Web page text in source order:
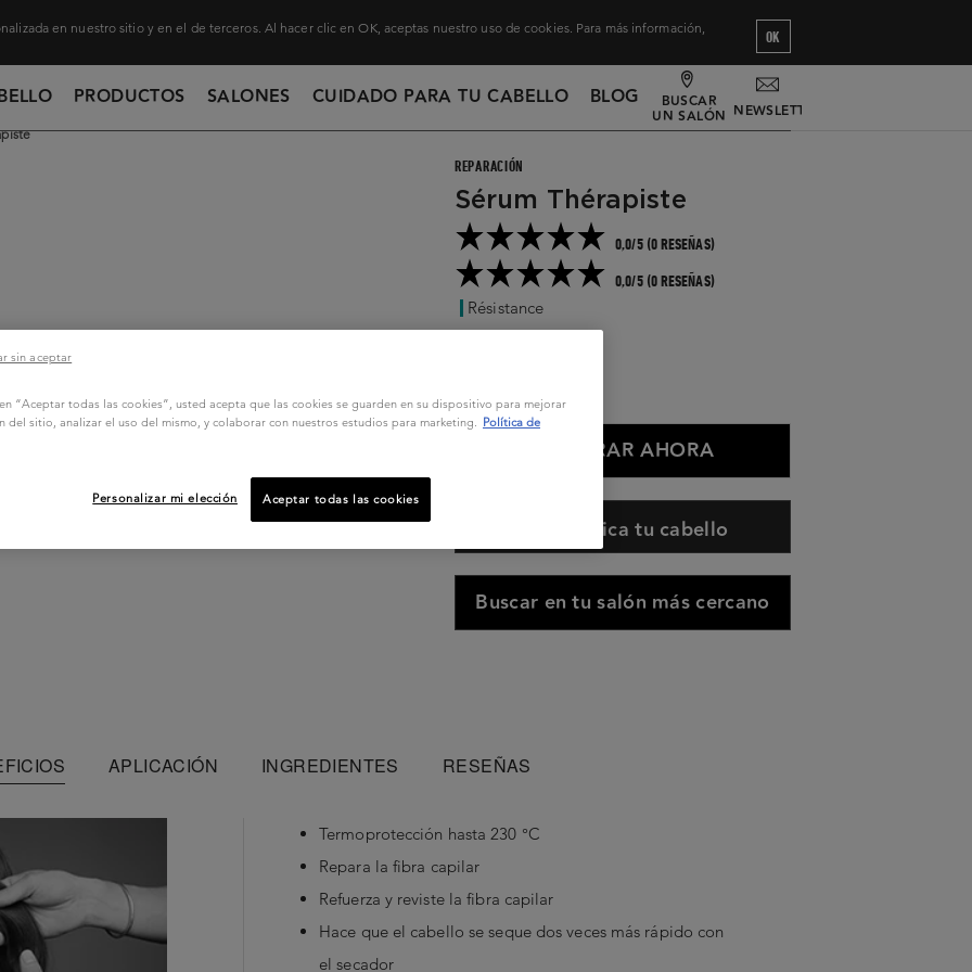
en nuestro sitio y en el de terceros. Al hacer clic en OK, aceptas nuestro uso de cookies. Para más información,
OK
PRODUCTOS SALONES CUIDADO PARA TU CABELLO BLOG BUSCAR
UN SALÓN NEWSLETTER
REPARACIÓN
Sérum Thérapiste
0,0/5 (0 RESEÑAS)
0,0/5 (0 RESEÑAS)
Résistance
COMPRAR AHORA
Diagnostica tu cabello
Buscar en tu salón más cercano
APLICACIÓN INGREDIENTES RESEÑAS
Termoprotección hasta 230 °C
Repara la fibra capilar
Refuerza y reviste la fibra capilar
Hace que el cabello se seque dos veces más rápido con
el secador
“Aceptar todas las cookies”, usted acepta que las cookies se guarden en su dispositivo para mejorar
del sitio, analizar el uso del mismo, y colaborar con nuestros estudios para marketing. Política de
Personalizar mi elección Aceptar todas las cookies
sin aceptar